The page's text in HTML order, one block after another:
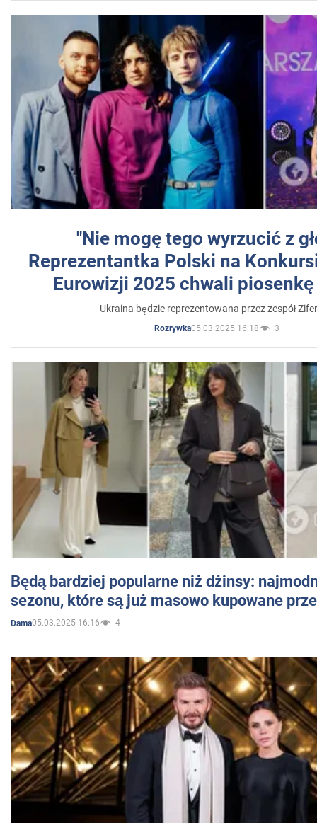
"Nie mogę tego wyrzucić z
Reprezentantka Polski na
Eurowizji 2025 chwali
Ukraina będzie reprezentowana przez zespół
Rozrywka05.03.2025 16:18 3
Będą bardziej popularne niż dżinsy:
sezonu, które są już masowo kupowane
Dama05.03.2025 16:16 4